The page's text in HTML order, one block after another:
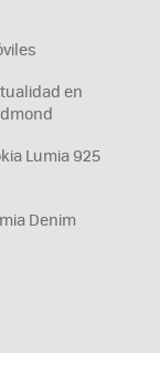
en
Lumia 925
Denim